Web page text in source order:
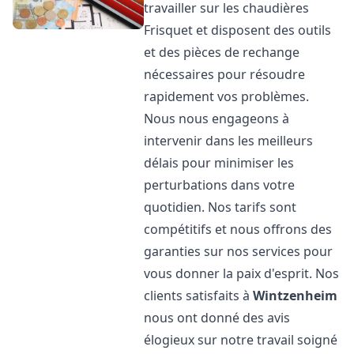
travailler sur les chaudières
Frisquet et disposent des outils
et des pièces de rechange
nécessaires pour résoudre
rapidement vos problèmes.
Nous nous engageons à
intervenir dans les meilleurs
délais pour minimiser les
perturbations dans votre
quotidien. Nos tarifs sont
compétitifs et nous offrons des
garanties sur nos services pour
vous donner la paix d'esprit. Nos
clients satisfaits àWintzenheim
nous ont donné des avis
élogieux sur notre travail soigné